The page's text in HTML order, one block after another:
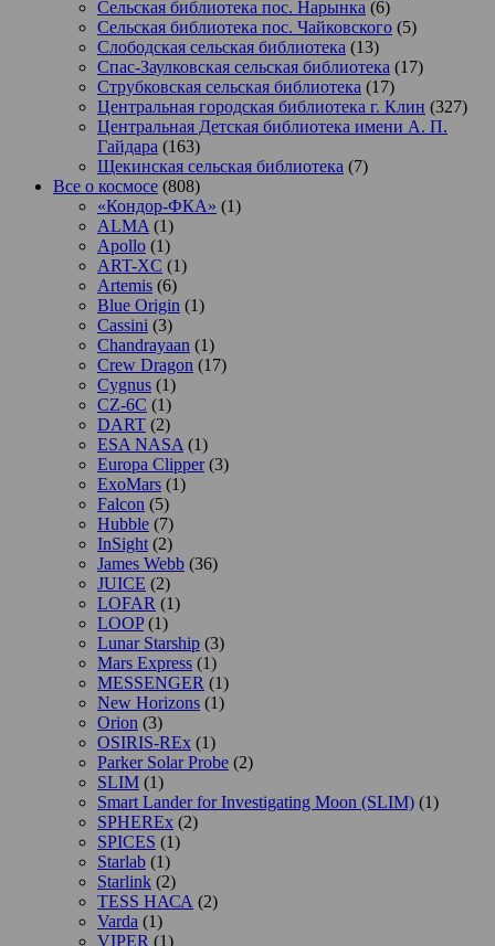
Сельская библиотека пос. Нарынка (6)
Сельская библиотека пос. Чайковского (5)
Слободская сельская библиотека (13)
Спас-Заулковская сельская библиотека (17)
Струбковская сельская библиотека (17)
Центральная городская библиотека г. Клин (327)
Центральная Детская библиотека имени А. П.
Гайдара (163)
Щекинская сельская библиотека (7)
Все о космосе (808)
«Кондор-ФКА» (1)
ALMA (1)
Apollo (1)
ART-XC (1)
Artemis (6)
Blue Origin (1)
Cassini (3)
Chandrayaan (1)
Crew Dragon (17)
Cygnus (1)
CZ-6C (1)
DART (2)
ESA NASA (1)
Europa Clipper(3)
ExoMars (1)
Falcon (5)
Hubble (7)
InSight (2)
James Webb (36)
JUICE (2)
LOFAR (1)
LOOP(1)
Lunar Starship (3)
Mars Express (1)
MESSENGER (1)
New Horizons (1)
Orion (3)
OSIRIS-REx (1)
Parker Solar Probe (2)
SLIM (1)
Smart Lander for Investigating Moon (SLIM) (1)
SPHEREx (2)
SPICES (1)
Starlab (1)
Starlink (2)
TESS НАСА (2)
Varda (1)
VIPER (1)